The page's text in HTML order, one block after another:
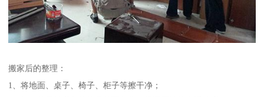
搬家后的整理：
1、将地面、桌子、椅子、柜子等擦干净；